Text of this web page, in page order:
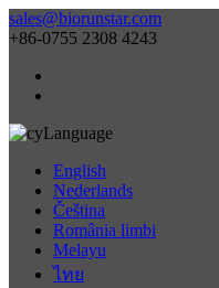
sales@biorunstar.com
+86-0755 2308 4243
Language
English
Nederlands
Čeština
România limbi
Melayu
ไทย